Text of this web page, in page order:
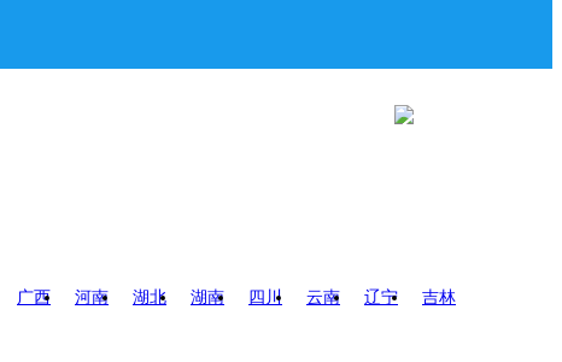
广西 河南 湖北 湖南 四川 云南 辽宁 吉林